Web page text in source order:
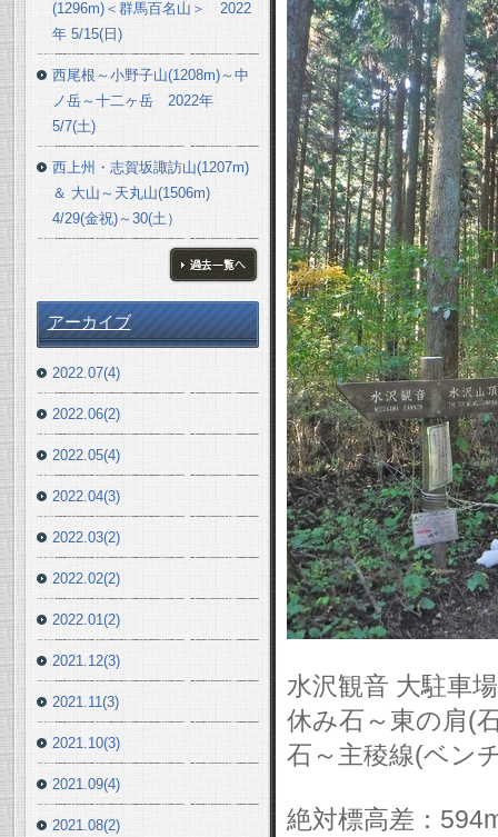
水沢観音 大駐車
休み石～東の肩(
石～主稜線(ベン
絶対標高差：
(1296m)＜群馬百名山＞ 2022
年 5/15(日)
西尾根～小野子山(1208m)～中
ノ岳～十二ヶ岳 2022年
5/7(土)
西上州・志賀坂諏訪山(1207m)
＆ 大山～天丸山(1506m)
4/29(金祝)～30(土）
アーカイブ
2022.07(4)
2022.06(2)
2022.05(4)
2022.04(3)
2022.03(2)
2022.02(2)
2022.01(2)
2021.12(3)
2021.11(3)
2021.10(3)
2021.09(4)
2021.08(2)